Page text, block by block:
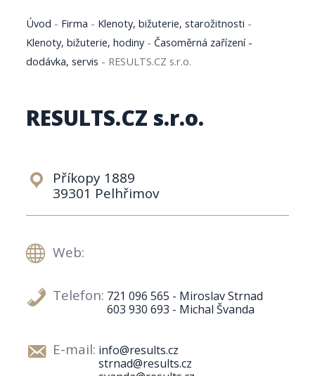
Úvod - Firma - Klenoty, bižuterie, starožitnosti -
Klenoty, bižuterie, hodiny- Časoměrná zařízení -
dodávka, servis - RESULTS.CZ s.r.o.
RESULTS.CZ s.r.o.
Příkopy 1889
39301 Pelhřimov
Web:
Telefon: 721 096 565 - Miroslav Strnad
603 930 693 - Michal Švanda
E-mail: info@results.cz
strnad@results.cz